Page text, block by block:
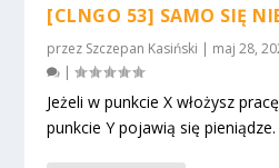
[CLNGO 53] SAMO SIĘ
przez Szczepan Kasiński | maj 28,
|
Jeżeli w punkcie X włożysz
punkcie Y pojawią się